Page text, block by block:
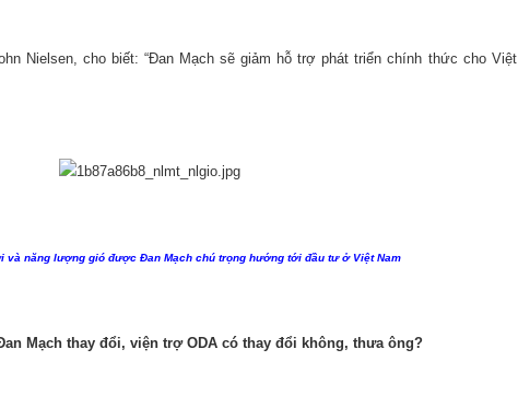
Nielsen, cho biết: “Đan Mạch sẽ giảm hỗ trợ phát triển chính thức cho Việt
và năng lượng gió được Đan Mạch chú trọng hướng tới đầu tư ở Việt Nam
Mạch thay đổi, viện trợ ODA có thay đổi không, thưa ông?